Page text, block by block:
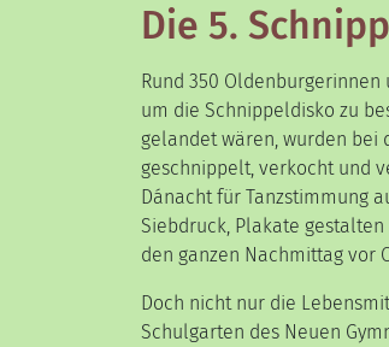
Die 5.
Rund 350
um die Schnippeldisko zu
gelandet wären, wurden bei
geschnippelt, verkocht und
Dánacht für Tanzstimmung
Siebdruck, Plakate
den ganzen Nachmittag vor
Doch nicht nur die
Schulgarten des Neuen